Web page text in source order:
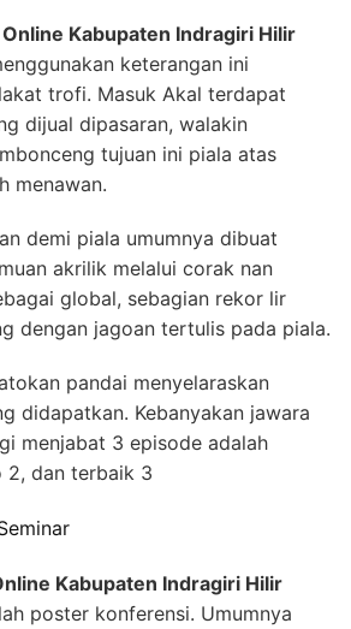
Online Kabupaten Indragiri Hilir
keterangan ini
trofi. Masuk Akal terdapat
dijual dipasaran, walakin
tujuan ini piala atas
menawan.
demi piala umumnya dibuat
akrilik melalui corak nan
global, sebagian rekor lir
dengan jagoan tertulis pada piala.
pandai menyelaraskan
didapatkan. Kebanyakan jawara
menjabat 3 episode adalah
2, dan terbaik 3
Kabupaten Indragiri Hilir
poster konferensi. Umumnya